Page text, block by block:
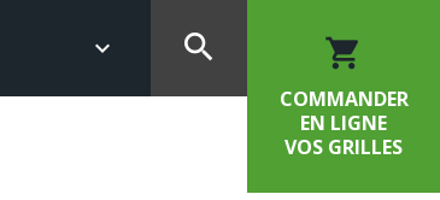
keyboard_arrow_down search shopping_cart
COMMANDER
EN LIGNE
VOS GRILLES